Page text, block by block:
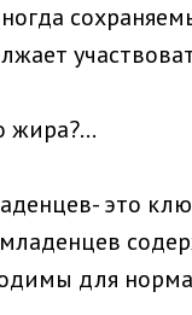
жира?...
это
для